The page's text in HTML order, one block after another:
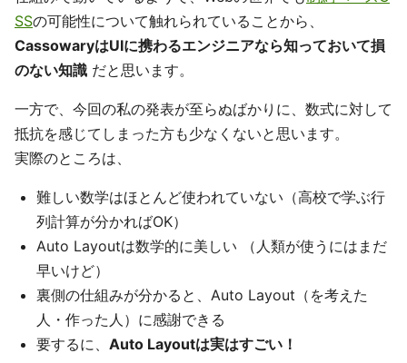
SSの可能性について触れられていることから、
CassowaryはUIに携わるエンジニアなら知っておいて損
のない知識 だと思います。
一方で、今回の私の発表が至らぬばかりに、数式に対して
抵抗を感じてしまった方も少なくないと思います。
実際のところは、
難しい数学はほとんど使われていない（高校で学ぶ行
列計算が分かればOK）
Auto Layoutは数学的に美しい （人類が使うにはまだ
早いけど）
裏側の仕組みが分かると、Auto Layout（を考えた
人・作った人）に感謝できる
要するに、 Auto Layoutは実はすごい！